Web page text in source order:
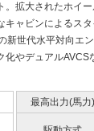
。拡大されたホイ
キャビンによるス
新世代水平対向エ
化やデュアルAVCS
最高出力(馬力)